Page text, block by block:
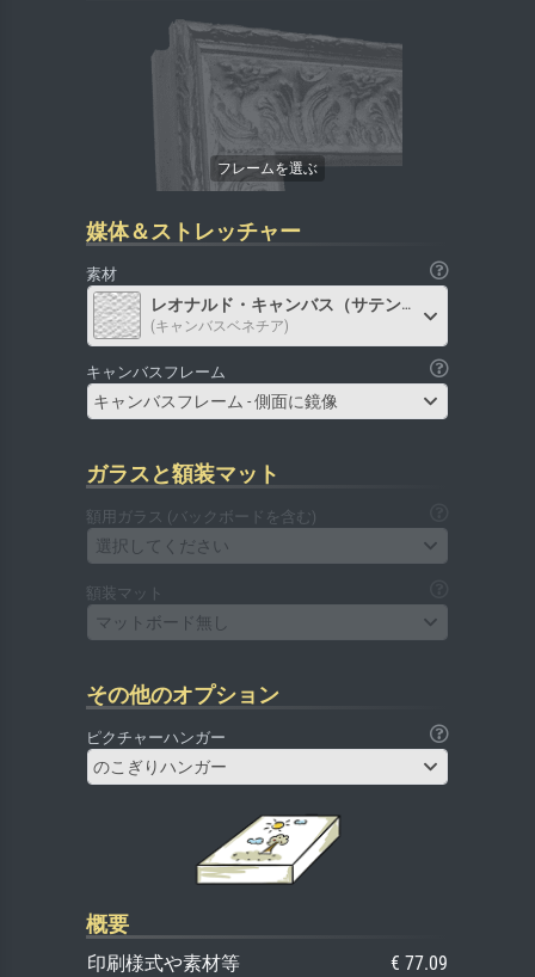
媒体＆ストレッチャー
素材
レオナルド・キャンバス（サテン）
(キャンバスベネチア)
キャンバスフレーム
キャンバスフレーム - 側面に鏡像
ガラスと額装マット
額用ガラス (バックボードを含む)
選択してください
額装マット
マットボード無し
その他のオプション
ピクチャーハンガー
のこぎりハンガー
概要
印刷様式や素材等
€ 77.09